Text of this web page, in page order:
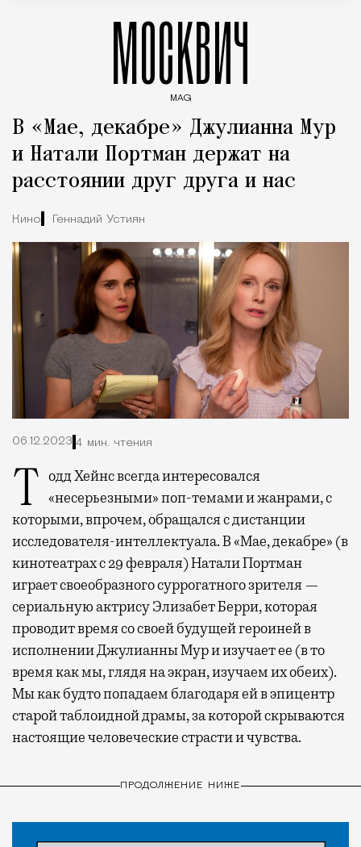
МОСКВИЧ
MAG
В «Мае, декабре» Джулианна Мур
и Натали Портман держат на
расстоянии друг друга и нас
Кино Геннадий Устиян
06.12.2023 4 мин. чтения
Тодд Хейнс всегда интересовался «несерьезными» поп-темами и жанрами, с
которыми, впрочем, обращался с дистанции
исследователя-интеллектуала. В «Мае, декабре» (в
кинотеатрах c 29 февраля) Натали Портман
играет своеобразного суррогатного зрителя —
сериальную актрису Элизабет Берри, которая
проводит время со своей будущей героиней в
исполнении Джулианны Мур и изучает ее (в то
время как мы, глядя на экран, изучаем их обеих).
Мы как будто попадаем благодаря ей в эпицентр
старой таблоидной драмы, за которой скрываются
настоящие человеческие страсти и чувства.
ПРОДОЛЖЕНИЕ НИЖЕ